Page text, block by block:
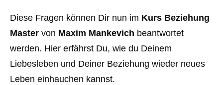
Diese Fragen können Dir nun im Kurs Beziehung
Master von Maxim Mankevich beantwortet
werden. Hier erfährst Du, wie du Deinem
Liebesleben und Deiner Beziehung wieder neues
Leben einhauchen kannst.